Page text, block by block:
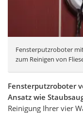
Fensterputzroboter
zum Reinigen von
Fensterputzroboter
Ansatz wie
Reinigung Ihrer vier